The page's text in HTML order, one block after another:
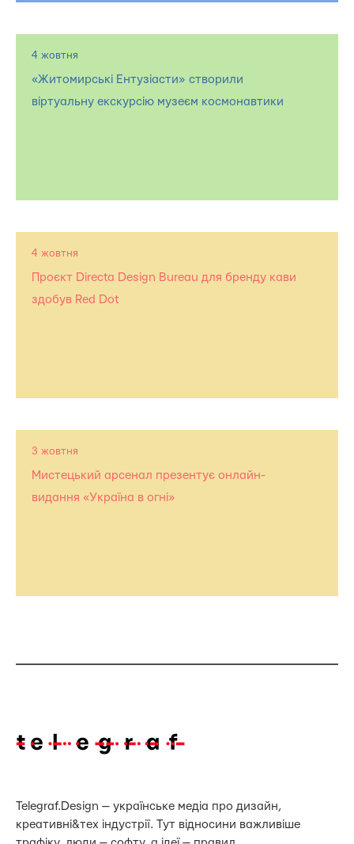
4 жовтня
«Житомирські Ентузіасти» створили
віртуальну екскурсію музеєм космонавтики
4 жовтня
Проєкт Directa Design Bureau для бренду кави
здобув Red Dot
3 жовтня
Мистецький арсенал презентує онлайн-
видання «Україна в огні»
Telegraf.Design — українське медіа про дизайн,
креативні&тех індустрії. Тут відносини важливіше